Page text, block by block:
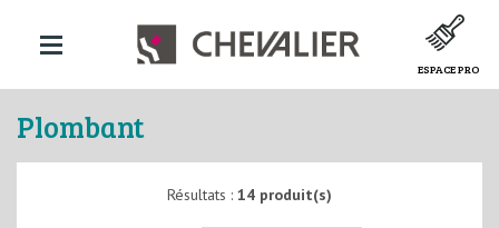
ESPACE PRO
Plombant
Résultats : 14 produit(s)